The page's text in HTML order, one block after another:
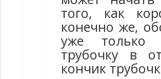
того, как
конечно же,
уже только
трубочку в
кончик